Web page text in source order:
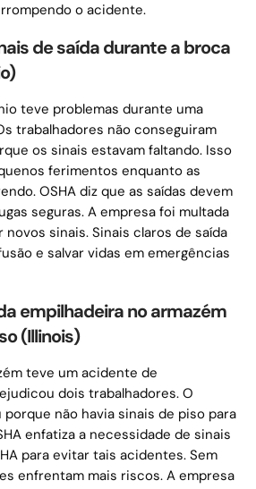
o acidente.
de saída durante a broca
teve problemas durante uma
trabalhadores não conseguiram
os sinais estavam faltando. Isso
ferimentos enquanto as
OSHA diz que as saídas devem
seguras. A empresa foi multada
sinais. Sinais claros de saída
e salvar vidas em emergências
empilhadeira no armazém
(Illinois)
teve um acidente de
dois trabalhadores. O
não havia sinais de piso para
enfatiza a necessidade de sinais
para evitar tais acidentes. Sem
enfrentam mais riscos. A empresa